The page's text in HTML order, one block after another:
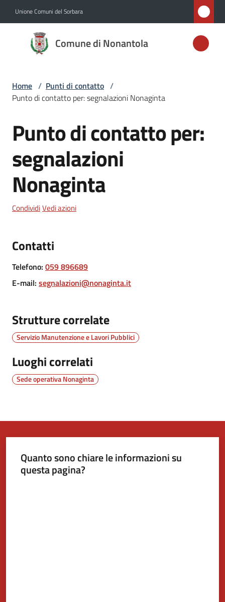
Unione Comuni del Sorbara
Comune di Nonantola
Comune di
Nonantola
Amministrazione
Vivere
Nonantola
Tutti
gli
Seguici
su
Home / Punti di contatto /
Punto di contatto per: segnalazioni Nonaginta
Salta al contenuto
Punto di contatto per:
segnalazioni
Nonaginta
CondividiVedi azioni
Contatti
Telefono: 059 896689
E-mail: segnalazioni@nonaginta.it
Strutture correlate
Servizio Manutenzione e Lavori Pubblici
Luoghi correlati
Sede operativa Nonaginta
Quanto sono chiare le informazioni su
questa pagina?